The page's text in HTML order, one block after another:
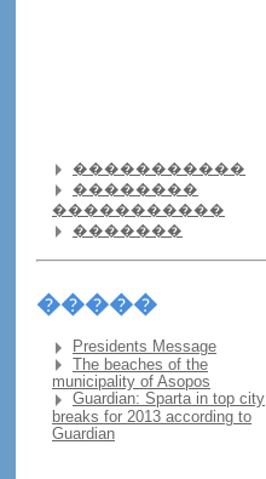
�����������
��������
�����������
�������
�����
Presidents Message
The beaches of the
municipality of Asopos
Guardian: Sparta in top city
breaks for 2013 according to
Guardian